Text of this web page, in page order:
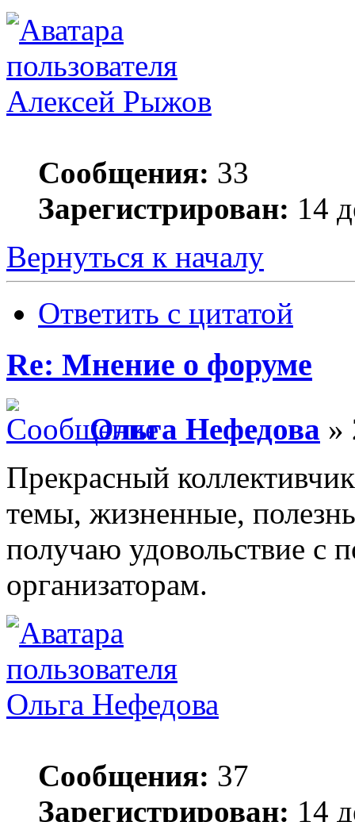
Алексей Рыжов
Сообщения: 33
Зарегистрирован: 14
Вернуться к началу
Ответить с цитатой
Re: Мнение о форуме
Ольга Нефедова »
Прекрасный
темы, жизненные,
получаю удовольствие с
организаторам.
Ольга Нефедова
Сообщения: 37
Зарегистрирован: 14